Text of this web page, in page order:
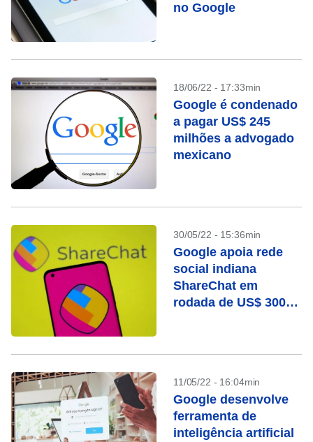
no Google
18/06/22 - 17:33min
Google é condenado
a pagar US$ 245
milhões a advogado
mexicano
30/05/22 - 15:36min
Google apoia rede
social indiana
ShareChat em
rodada de US$ 300
11/05/22 - 16:04min
Google desenvolve
ferramenta de
inteligência artificial